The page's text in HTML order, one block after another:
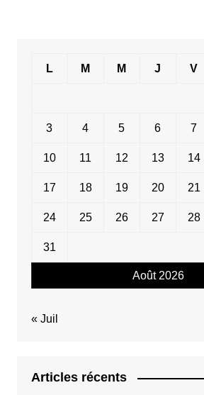
Août 2026
L M M J V
3 4 5 6 7
10 11 12 13 14
17 18 19 20 21
24 25 26 27 28
31
« Juil
Articles récents